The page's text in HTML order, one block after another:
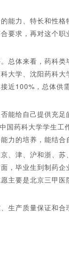
力、特长和性格
要求，再对这个
体来看，药科类
大学、沈阳药科
近100%，总体供
给自己提供充足
国药科大学学生工
的培养，能结合
津、沪和浙、苏
，毕业生到制药
主要是北京三甲
产质量保证和合